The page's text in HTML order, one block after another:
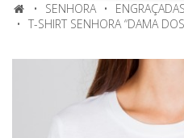
SENHORA
ENGRAÇADAS
T-SHIRT SENHORA “DAMA